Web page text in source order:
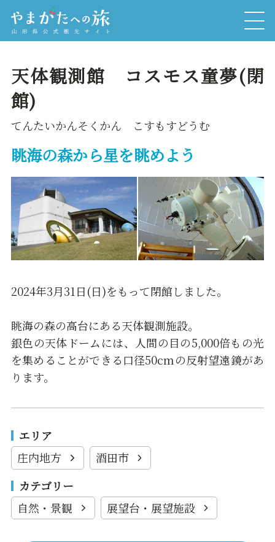
天体観測館 コスモス童夢(閉
館)
てんたいかんそくかん こすもすどうむ
眺海の森から星を眺めよう
2024年3月31日(日)をもって閉館しました。
眺海の森の高台にある天体観測施設。
銀色の天体ドームには、人間の目の5,000倍もの光
を集めることができる口径50cmの反射望遠鏡があ
ります。
エリア
庄内地方
酒田市
カテゴリー
自然・景観
展望台・展望施設